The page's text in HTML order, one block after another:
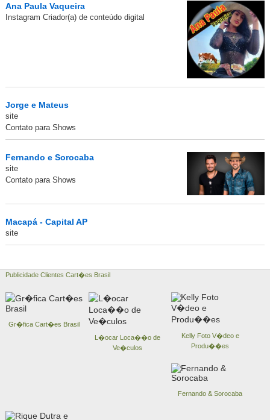
Ana Paula Vaqueira
Instagram Criador(a) de conteúdo digital
Jorge e Mateus
site
Contato para Shows
Fernando e Sorocaba
site
Contato para Shows
Macapá - Capital AP
site
Publicidade Clientes Cart�es Brasil
Gr�fica Cart�es Brasil
L�ocar Loca��o de
Ve�culos
Kelly Foto V�deo e
Produ��es
Fernando & Sorocaba